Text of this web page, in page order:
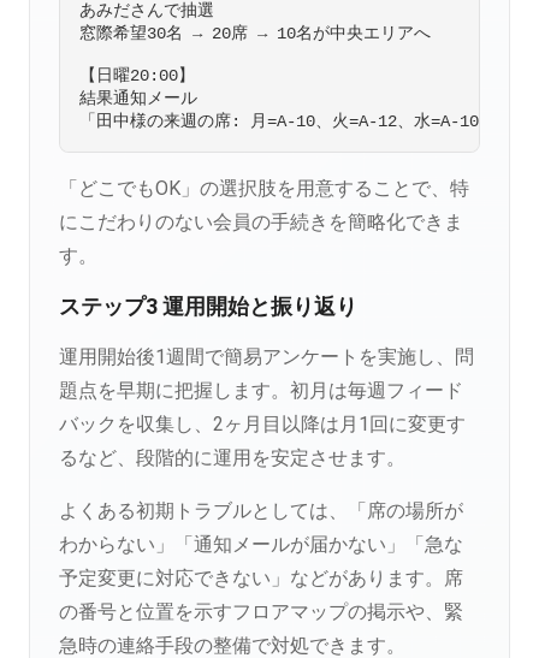
あみださんで抽選
窓際希望30名 → 20席 → 10名が中央エリアへ
【日曜20:00】
結果通知メール
「どこでもOK」の選択肢を用意することで、特
にこだわりのない会員の手続きを簡略化できま
す。
ステップ3 運用開始と振り返り
運用開始後1週間で簡易アンケートを実施し、問
題点を早期に把握します。初月は毎週フィード
バックを収集し、2ヶ月目以降は月1回に変更す
るなど、段階的に運用を安定させます。
よくある初期トラブルとしては、「席の場所が
わからない」「通知メールが届かない」「急な
予定変更に対応できない」などがあります。席
の番号と位置を示すフロアマップの掲示や、緊
急時の連絡手段の整備で対処できます。